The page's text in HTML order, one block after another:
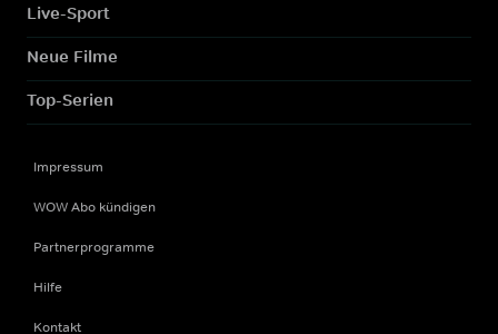
Live-Sport
Neue Filme
Top-Serien
Impressum
WOW Abo kündigen
Partnerprogramme
Hilfe
Kontakt